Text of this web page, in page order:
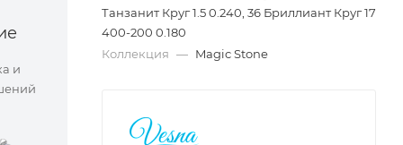
и
Танзанит Круг 1.5 0.240, 36 Бриллиант Круг 17
400-200 0.180
Коллекция — Magic Stone